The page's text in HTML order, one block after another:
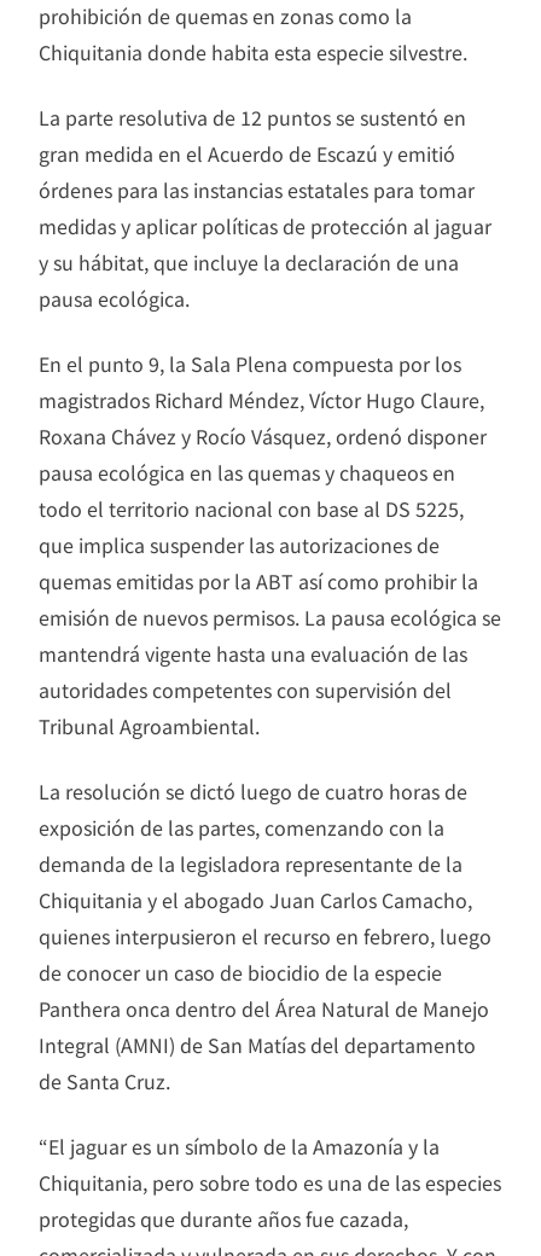
prohibición de quemas en zonas como la
Chiquitania donde habita esta especie silvestre.
La parte resolutiva de 12 puntos se sustentó en
gran medida en el Acuerdo de Escazú y emitió
órdenes para las instancias estatales para tomar
medidas y aplicar políticas de protección al jaguar
y su hábitat, que incluye la declaración de una
pausa ecológica.
En el punto 9, la Sala Plena compuesta por los
magistrados Richard Méndez, Víctor Hugo Claure,
Roxana Chávez y Rocío Vásquez, ordenó disponer
pausa ecológica en las quemas y chaqueos en
todo el territorio nacional con base al DS 5225,
que implica suspender las autorizaciones de
quemas emitidas por la ABT así como prohibir la
emisión de nuevos permisos. La pausa ecológica se
mantendrá vigente hasta una evaluación de las
autoridades competentes con supervisión del
Tribunal Agroambiental.
La resolución se dictó luego de cuatro horas de
exposición de las partes, comenzando con la
demanda de la legisladora representante de la
Chiquitania y el abogado Juan Carlos Camacho,
quienes interpusieron el recurso en febrero, luego
de conocer un caso de biocidio de la especie
Panthera onca dentro del Área Natural de Manejo
Integral (AMNI) de San Matías del departamento
de Santa Cruz.
“El jaguar es un símbolo de la Amazonía y la
Chiquitania, pero sobre todo es una de las especies
protegidas que durante años fue cazada,